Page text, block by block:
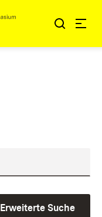
Erweiterte Suche